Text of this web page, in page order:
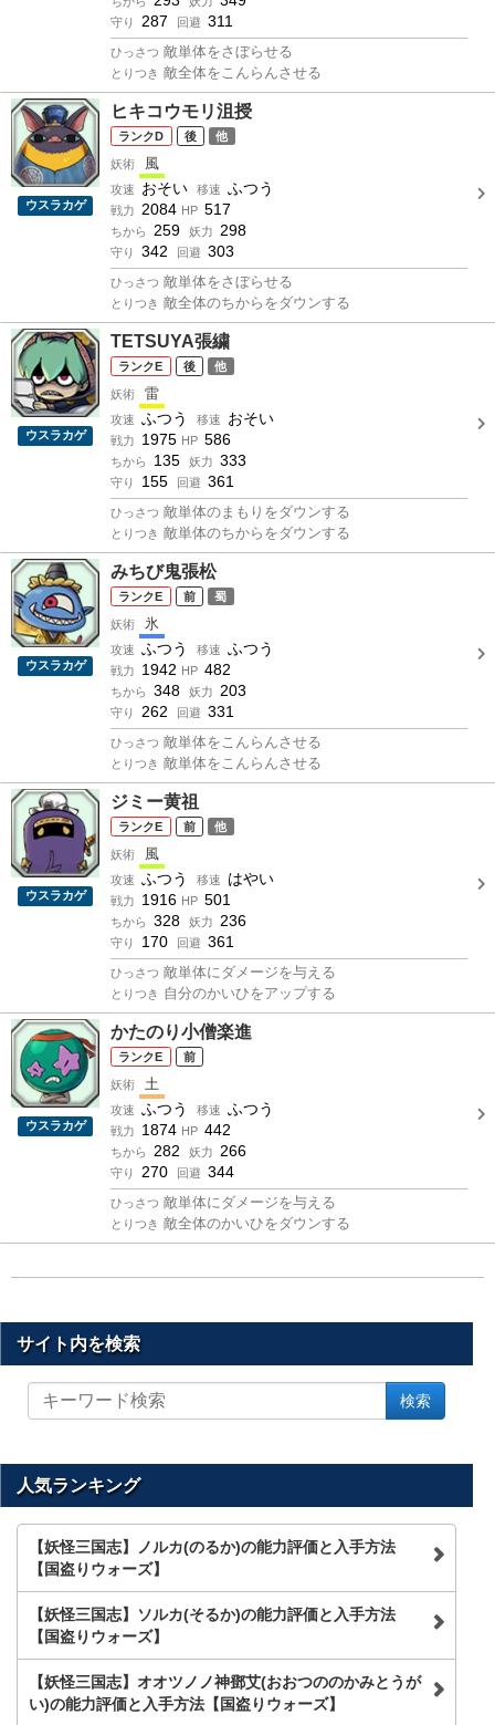
守り 287 回避 311
ひっさつ 敵単体をさぼらせる
とりつき 敵全体をこんらんさせる
ウスラカゲ
ヒキコウモリ沮授
D 後 他
妖術 風
攻速 おそい 移速 ふつう
戦力 2084 HP 517
ちから 259 妖力 298
守り 342 回避 303
ひっさつ 敵単体をさぼらせる
とりつき 敵全体のちからをダウンする
ウスラカゲ
TETSUYA張繍
E 後 他
妖術 雷
攻速 ふつう 移速 おそい
戦力 1975 HP 586
ちから 135 妖力 333
守り 155 回避 361
ひっさつ 敵単体のまもりをダウンする
とりつき 敵単体のちからをダウンする
ウスラカゲ
みちび鬼張松
E 前 蜀
妖術 氷
攻速 ふつう 移速 ふつう
戦力 1942 HP 482
ちから 348 妖力 203
守り 262 回避 331
ひっさつ 敵単体をこんらんさせる
とりつき 敵単体をこんらんさせる
ウスラカゲ
ジミー黄祖
E 前 他
妖術 風
攻速 ふつう 移速 はやい
戦力 1916 HP 501
ちから 328 妖力 236
守り 170 回避 361
ひっさつ 敵単体にダメージを与える
とりつき 自分のかいひをアップする
ウスラカゲ
かたのり小僧楽進
E 前
妖術 土
攻速 ふつう 移速 ふつう
戦力 1874 HP 442
ちから 282 妖力 266
守り 270 回避 344
ひっさつ 敵単体にダメージを与える
とりつき 敵全体のかいひをダウンする
サイト内を検索
イ
を
検
索
検索
人気ランキング
【妖怪三国志】ノルカ(のるか)の能力評価と入手方法
【国盗りウォーズ】
【妖怪三国志】ソルカ(そるか)の能力評価と入手方法
【国盗りウォーズ】
【妖怪三国志】オオツノノ神鄧艾(おおつののかみとうが
い)の能力評価と入手方法【国盗りウォーズ】